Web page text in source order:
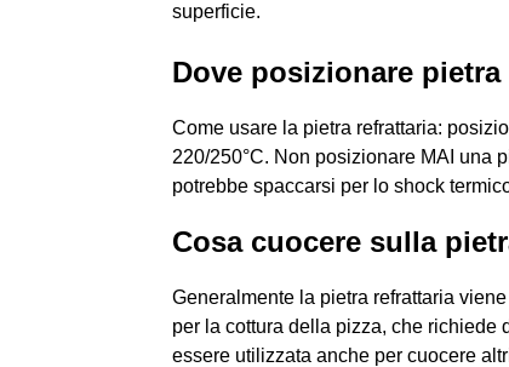
superficie.
Dove posizionare
Come usare la pietra refrattaria:
220/250°C. Non posizionare MAI una
potrebbe spaccarsi per lo shock
Cosa cuocere sulla
Generalmente la pietra refrattaria
per la cottura della pizza, che richiede
essere utilizzata anche per cuocere